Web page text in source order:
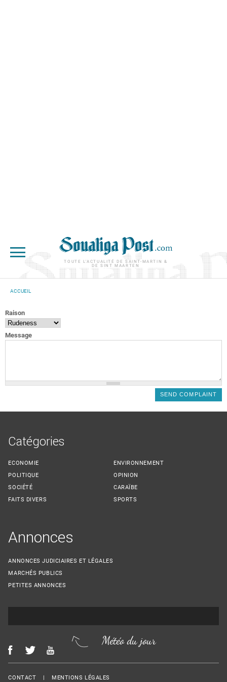
TOUTE L'ACTUALITÉ DE SAINT-MARTIN &
DE SINT MAARTEN
ACCUEIL
Raison
Message
Catégories
ECONOMIE
POLITIQUE
SOCIÉTÉ
FAITS DIVERS
ENVIRONNEMENT
OPINION
CARAÏBE
SPORTS
Annonces
ANNONCES JUDICIAIRES ET LÉGALES
MARCHÉS PUBLICS
PETITES ANNONCES
Météo du jour
Menu Footer
CONTACT MENTIONS LÉGALES